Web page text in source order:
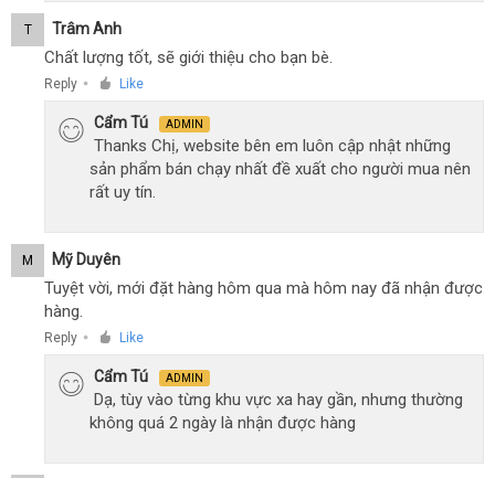
T Trâm Anh
Chất lượng tốt, sẽ giới thiệu cho bạn bè.
Reply ● Like
Cẩm Tú ADMIN
Thanks Chị, website bên em luôn cập nhật những
sản phẩm bán chạy nhất đề xuất cho người mua nên
rất uy tín.
M Mỹ Duyên
Tuyệt vời, mới đặt hàng hôm qua mà hôm nay đã nhận được
hàng.
Reply ● Like
Cẩm Tú ADMIN
Dạ, tùy vào từng khu vực xa hay gần, nhưng thường
không quá 2 ngày là nhận được hàng